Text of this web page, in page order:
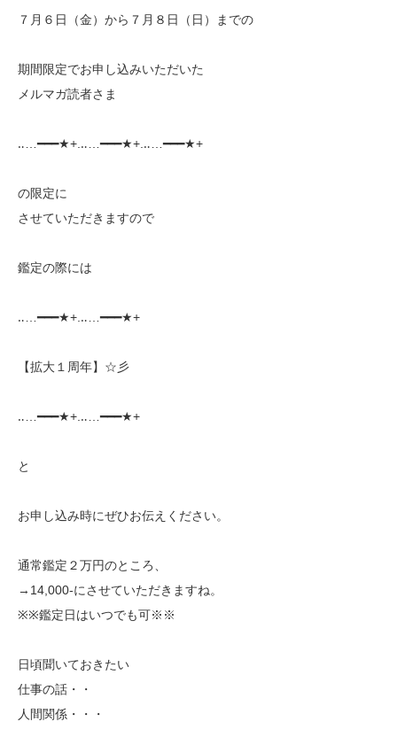
７月６日（金）から７月８日（日）までの
期間限定でお申し込みいただいた
メルマガ読者さま
‥…━━━★+.‥…━━━★+.‥…━━━★+
の限定に
させていただきますので
鑑定の際には
‥…━━━★+.‥…━━━★+
【拡大１周年】☆彡
‥…━━━★+.‥…━━━★+
と
お申し込み時にぜひお伝えください。
通常鑑定２万円のところ、
→14,000-にさせていただきますね。
※※鑑定日はいつでも可※※
日頃聞いておきたい
仕事の話・・
人間関係・・・